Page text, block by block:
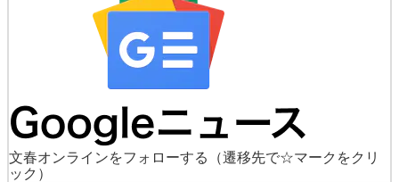
文春オンラインをフォローする
（遷移先で☆マークをクリ
ック）